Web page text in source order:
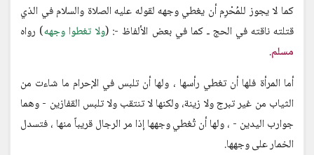
كما لا يجوز للمُحْرِم أن يغطي وجهه لقوله عليه الصلاة والسلام في الذي
قتلته ناقته في الحج ـ كما في بعض الألفاظ -: (ولا تغطوا وجهه) رواه
مسلم.
أما المرأة فلها أن تغطي رأسها ، ولها أن تلبس في الإحرام ما شاءت من
الثياب من غير تبرج ولا زينة، ولكنها لا تنتقب ولا تلبس القفازين - وهما
جوارب اليدين - ، ولها أن تُغطي وجهها إذا مر الرجال قريباً منها ، فتسدل
الخمار على وجهها.